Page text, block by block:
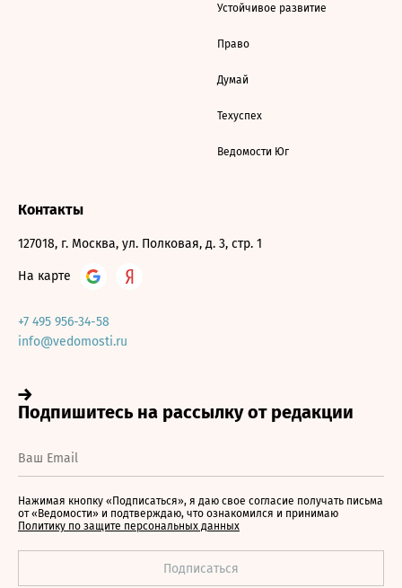
Устойчивое развитие
Право
Думай
Техуспех
Ведомости Юг
Контакты
127018, г. Москва, ул. Полковая, д. 3, стр. 1
На карте
+7 495 956-34-58
info@vedomosti.ru
Нажимая кнопку «Подписаться», я даю свое согласие получать письма
от «Ведомости» и подтверждаю, что ознакомился и принимаю
Политику по защите персональных данных